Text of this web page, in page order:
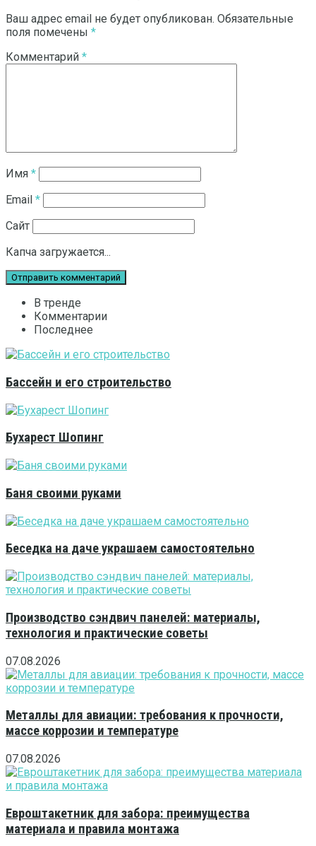
Ваш адрес email не будет опубликован. Обязательные
поля помечены *
Комментарий *
Имя *
Email *
Сайт
Капча загружается...
В тренде
Комментарии
Последнее
Бассейн и его строительство
Бухарест Шопинг
Баня своими руками
Беседка на даче украшаем самостоятельно
Производство сэндвич панелей: материалы,
технология и практические советы
07.08.2026
Металлы для авиации: требования к прочности,
массе коррозии и температуре
07.08.2026
Евроштакетник для забора: преимущества
материала и правила монтажа